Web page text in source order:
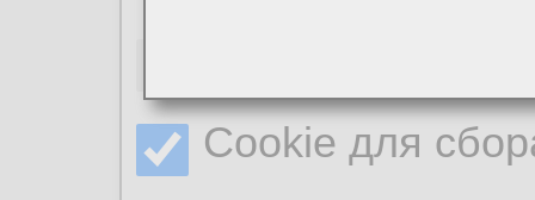
Cookie для